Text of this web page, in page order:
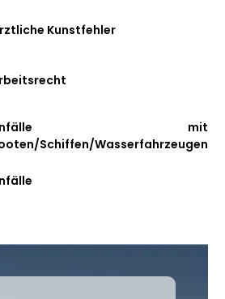
Kunstfehler
mit
Schiffen/Wasserfahrzeugen